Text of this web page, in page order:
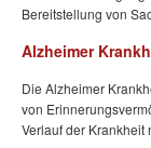
Bereitstellung von
Alzheimer
Die Alzheimer
von
Verlauf der Krankheit